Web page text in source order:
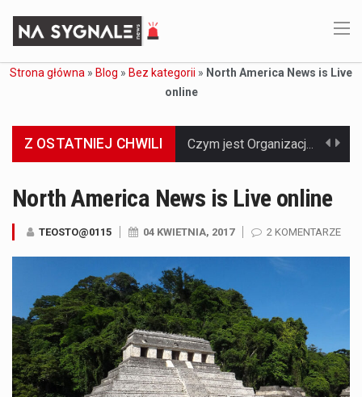
Strona główna » Blog » Bez kategorii » North America News is Live
online
Z OSTATNIEJ CHWILI Jaką dynamikę wzrostu PKB przewidują prognozy gospodarcze dla Polski w 2026 roku? Prognozy dotyczące gospodarki Polski na rok 2026 sugerują, że Produkt Krajowy Brutto (PKB)…
Co to jest cyberbezpieczeństwo w sieci? Cyberbezpieczeństwo w Internecie stanowi istotny element ochrony systemów informacyjnych. Jego zasadniczym celem jest zabezpieczenie przed różnorodnymi cyberzagrożeniami oraz ryzykiem,…
Co to jest globalne ocieplenie? Globalne ocieplenie to proces, który trwa od dłuższego czasu i prowadzi do podnoszenia się średnich temperatur zarówno na naszej planecie,…
Co to jest NATO? NATO, czyli Organizacja Traktatu Północnoatlantyckiego, to międzynarodowy sojusz wojskowy, który powstał 4 kwietnia 1949 roku. Jego głównym celem jest zapewnienie wolności…
North America News is Live online
TEOSTO@0115 04 KWIETNIA, 2017 2 KOMENTARZE